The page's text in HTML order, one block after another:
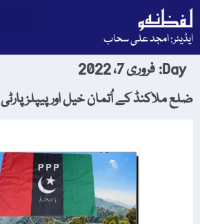
ایڈیٹر: امجد علی سحاب
Day: فروری 7، 2022
ضلع ملاکنڈ کے اُتمان خیل اور پیپلز پارٹی